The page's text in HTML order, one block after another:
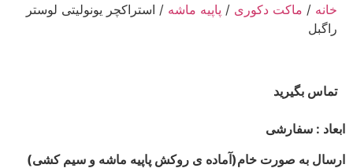
خانه / ماکت دکوری / پاپیه ماشه / استراکچر یونولیتی لوستر
راگبل
تماس بگیرید
ابعاد : سفارشی
ارسال به صورت خام(آماده ی روکش پاپیه ماشه و سیم کشی)